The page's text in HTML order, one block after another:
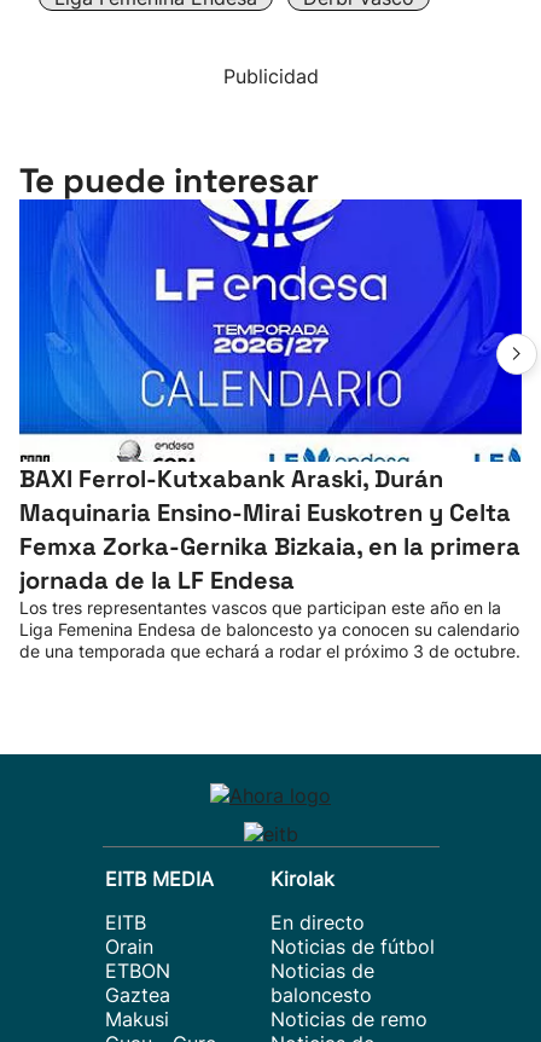
Publicidad
Te puede interesar
BAXI Ferrol-Kutxabank Araski, Durán
Maquinaria Ensino-Mirai Euskotren y Celta
Femxa Zorka-Gernika Bizkaia, en la primera
jornada de la LF Endesa
Los tres representantes vascos que participan este año en la
Liga Femenina Endesa de baloncesto ya conocen su calendario
de una temporada que echará a rodar el próximo 3 de octubre.
EITB MEDIA
EITB
Orain
ETBON
Gaztea
Makusi
Kirolak
En directo
Noticias de fútbol
Noticias de
baloncesto
Noticias de remo